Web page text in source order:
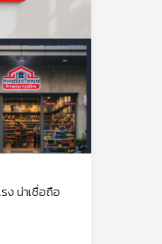
ง น่าเชื่อถือ